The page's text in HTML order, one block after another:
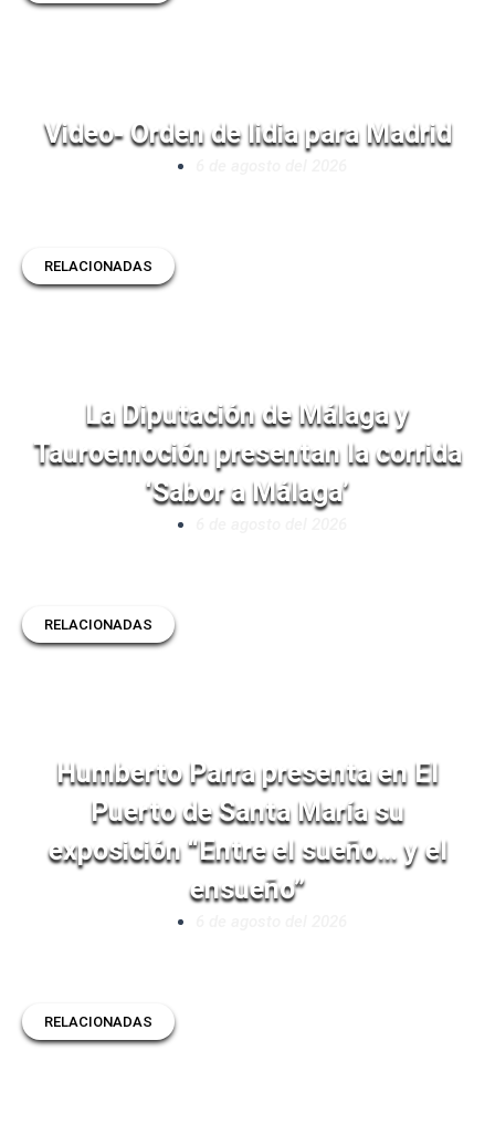
Video- Orden de lidia para Madrid
RELACIONADAS
La Diputación de Málaga y
Tauroemoción presentan la corrida
‘Sabor a Málaga’
RELACIONADAS
Humberto Parra presenta en El
Puerto de Santa María su
exposición “Entre el sueño… y el
ensueño”
RELACIONADAS